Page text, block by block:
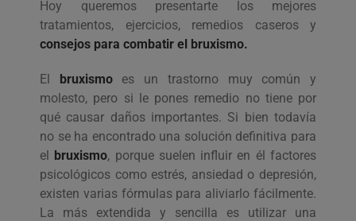
Hoy queremos presentarte los mejores
tratamientos, ejercicios, remedios caseros y
consejos para combatir el bruxismo.
El bruxismoes un trastorno muy común y
molesto, pero si le pones remedio no tiene por
qué causar daños importantes. Si bien todavía
no se ha encontrado una solución definitiva para
el bruxismo, porque suelen influir en él factores
psicológicos como estrés, ansiedad o depresión,
existen varias fórmulas para aliviarlo fácilmente.
La más extendida y sencilla es utilizar una